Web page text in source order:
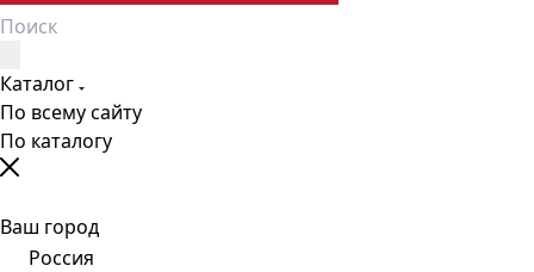
Каталог
По всему сайту
По каталогу
Ваш город
Россия